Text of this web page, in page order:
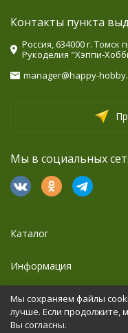
Контакты пункта
Россия, 634000 г.
Рукоделия "Хэппи-
manager@happy-
Мы в социальных
Каталог
Информация
Дополнительно
Мы сохраняем файлы
лучше. Если продолжите,
Вы согласны.